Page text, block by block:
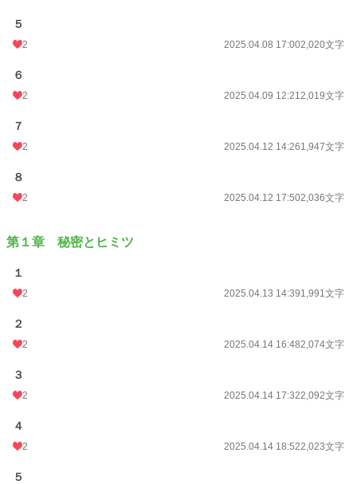
文字数
更新日時
初回公開日時
週間ポイント
月間ポイント
年間ポイント
５
2 2025.04.08 17:002,020文字
６
2 2025.04.09 12:212,019文字
７
2 2025.04.12 14:261,947文字
８
2 2025.04.12 17:502,036文字
第１章 秘密とヒミツ
１
2 2025.04.13 14:391,991文字
２
2 2025.04.14 16:482,074文字
３
2 2025.04.14 17:322,092文字
４
2 2025.04.14 18:522,023文字
５